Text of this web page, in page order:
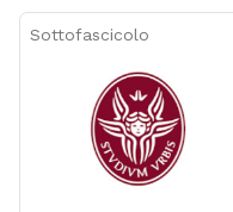
Sottofascicolo